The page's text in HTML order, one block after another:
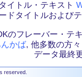
イトル・テキスト
ドタイトルおよび
のフレーバー・テ
かば, 他多数の方々
データ最終
reserved.